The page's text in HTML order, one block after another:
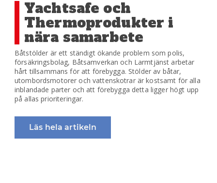
Yachtsafe och
Thermoprodukter i
nära samarbete
Båtstölder är ett ständigt ökande problem som polis,
försäkringsbolag, Båtsamverkan och Larmtjänst arbetar
hårt tillsammans för att förebygga. Stölder av båtar,
utombordsmotorer och vattenskotrar är kostsamt för alla
inblandade parter och att förebygga detta ligger högt upp
på allas prioriteringar.
Läs hela artikeln